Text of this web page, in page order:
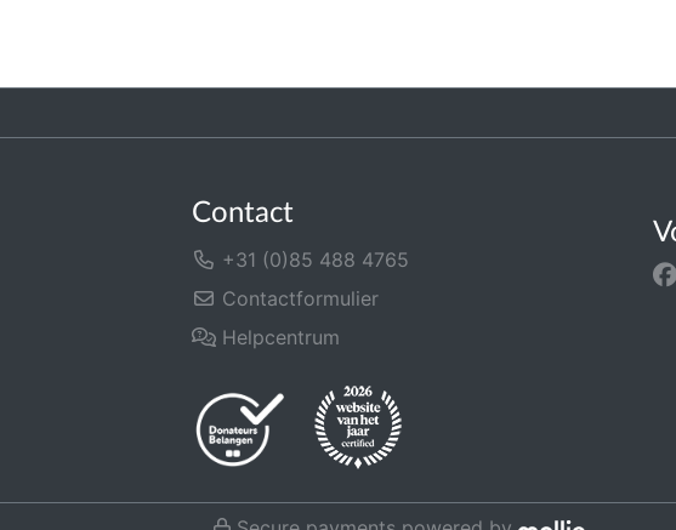
Contact
+31 (0)85 488 4765
Contactformulier
Helpcentrum